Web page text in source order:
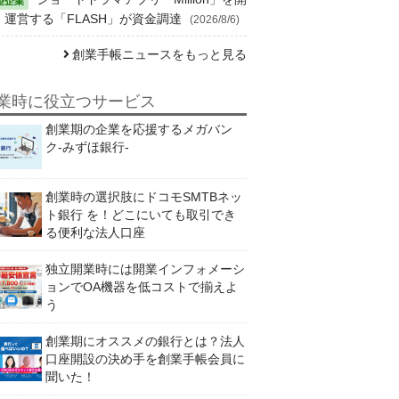
運営する「FLASH」が資金調達
(2026/8/6)
創業手帳ニュースをもっと見る
時に役立つサービス
創業期の企業を応援するメガバン
ク-みずほ銀行-
創業時の選択肢にドコモSMTBネッ
ト銀行 を！どこにいても取引でき
る便利な法人口座
独立開業時には開業インフォメーシ
ョンでOA機器を低コストで揃えよ
う
創業期にオススメの銀行とは？法人
口座開設の決め手を創業手帳会員に
聞いた！